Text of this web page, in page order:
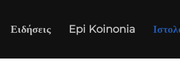
Ειδήσεις Epi Koinonia